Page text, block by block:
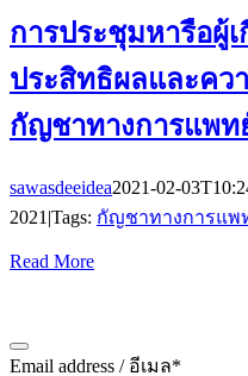
การประชุมหารือผู้
ประสิทธิผลและค
กัญชาทางการแพท
sawasdeeidea2021-02-
2021 |Tags: กัญชาทางการแพ
Read More
Email address / อีเมล*